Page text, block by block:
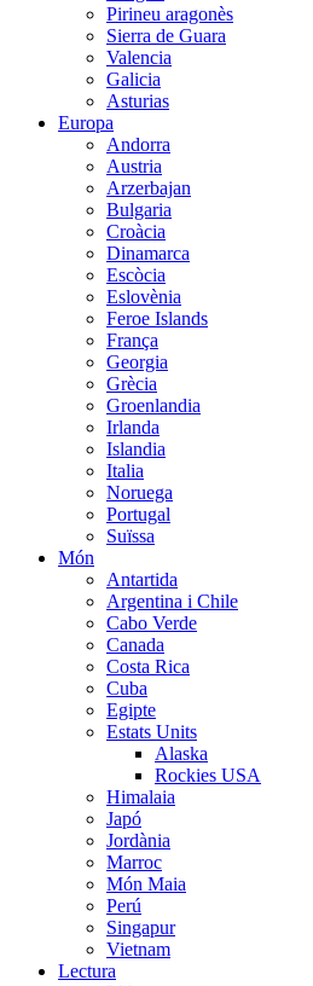
Pirineu aragonès
Sierra de Guara
Valencia
Galicia
Asturias
Europa
Andorra
Austria
Arzerbajan
Bulgaria
Croàcia
Dinamarca
Escòcia
Eslovènia
Feroe Islands
França
Georgia
Grècia
Groenlandia
Irlanda
Islandia
Italia
Noruega
Portugal
Suïssa
Món
Antartida
Argentina i Chile
Cabo Verde
Canada
Costa Rica
Cuba
Egipte
Estats Units
Alaska
Rockies USA
Himalaia
Japó
Jordània
Marroc
Món Maia
Perú
Singapur
Vietnam
Lectura